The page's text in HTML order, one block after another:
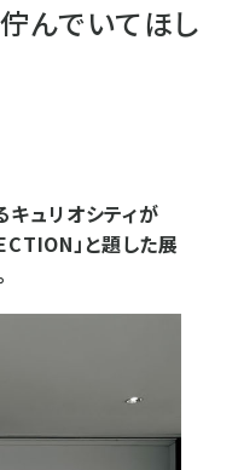
んでいてほし
キュリオシティが
」と題した展